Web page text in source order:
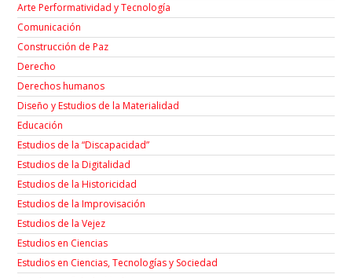
Arte Performatividad y Tecnología
Comunicación
Construcción de Paz
Derecho
Derechos humanos
Diseño y Estudios de la Materialidad
Educación
Estudios de la “Discapacidad”
Estudios de la Digitalidad
Estudios de la Historicidad
Estudios de la Improvisación
Estudios de la Vejez
Estudios en Ciencias
Estudios en Ciencias, Tecnologías y Sociedad